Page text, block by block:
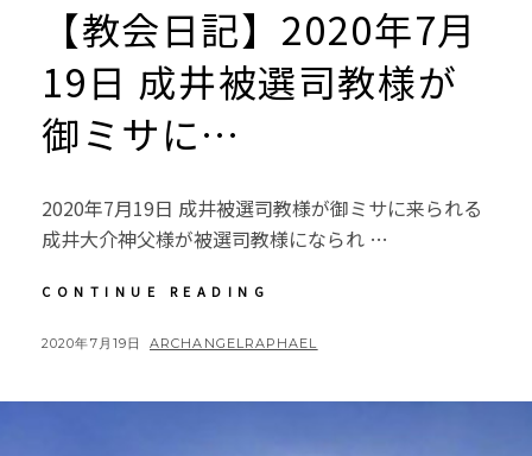
【教会日記】2020年7月
19日 成井被選司教様が
御ミサに…
2020年7月19日 成井被選司教様が御ミサに来られる
成井大介神父様が被選司教様になられ …
CONTINUE READING
日
POSTED
2020年7月19日 BY
ARCHANGELRAPHAEL